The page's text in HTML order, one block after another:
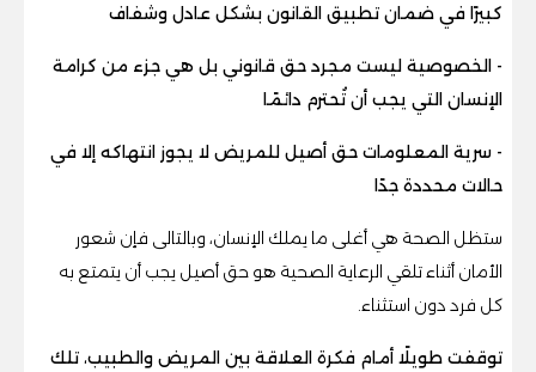
كبيرًا في ضمان تطبيق القانون بشكل عادل وشفاف
- الخصوصية ليست مجرد حق قانوني بل هي جزء من كرامة
الإنسان التي يجب أن تُحترم دائمًا
- سرية المعلومات حق أصيل للمريض لا يجوز انتهاكه إلا في
حالات محددة جدًا
ستظل الصحة هي أغلى ما يملك الإنسان، وبالتالى فإن شعور
الأمان أثناء تلقي الرعاية الصحية هو حق أصيل يجب أن يتمتع به
كل فرد دون استثناء.
توقفت طويلًا أمام فكرة العلاقة بين المريض والطبيب، تلك